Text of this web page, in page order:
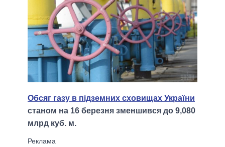
Обсяг газу в підземних сховищах України
станом на 16 березня зменшився до 9,080
млрд куб. м.